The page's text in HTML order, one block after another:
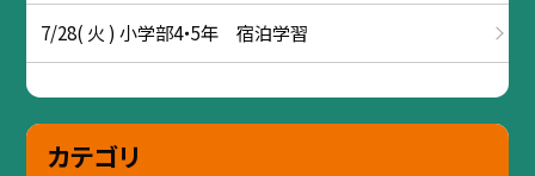
7/28( 火 ) 小学部4・5年 宿泊学習
カテゴリ